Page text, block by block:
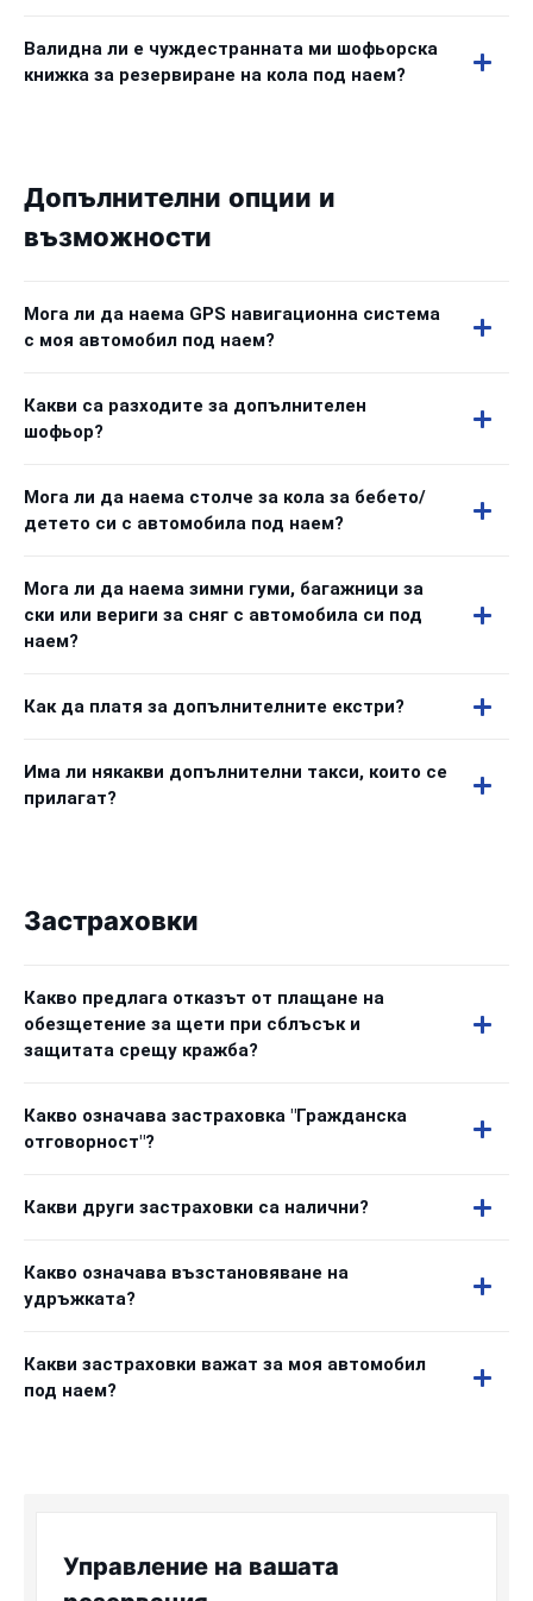
Валидна ли е чуждестранната ми шофьорска
книжка за резервиране на кола под наем?
Допълнителни опции и
възможности
Мога ли да наема GPS навигационна система
с моя автомобил под наем?
Какви са разходите за допълнителен
шофьор?
Мога ли да наема столче за кола за бебето/
детето си с автомобила под наем?
Мога ли да наема зимни гуми, багажници за
ски или вериги за сняг с автомобила си под
наем?
Как да платя за допълнителните екстри?
Има ли някакви допълнителни такси, които се
прилагат?
Застраховки
Какво предлага отказът от плащане на
обезщетение за щети при сблъсък и
защитата срещу кражба?
Какво означава застраховка "Гражданска
отговорност"?
Какви други застраховки са налични?
Какво означава възстановяване на
удръжката?
Какви застраховки важат за моя автомобил
под наем?
Управление на вашата